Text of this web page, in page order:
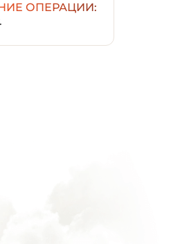
ОПЕРАЦИИ: